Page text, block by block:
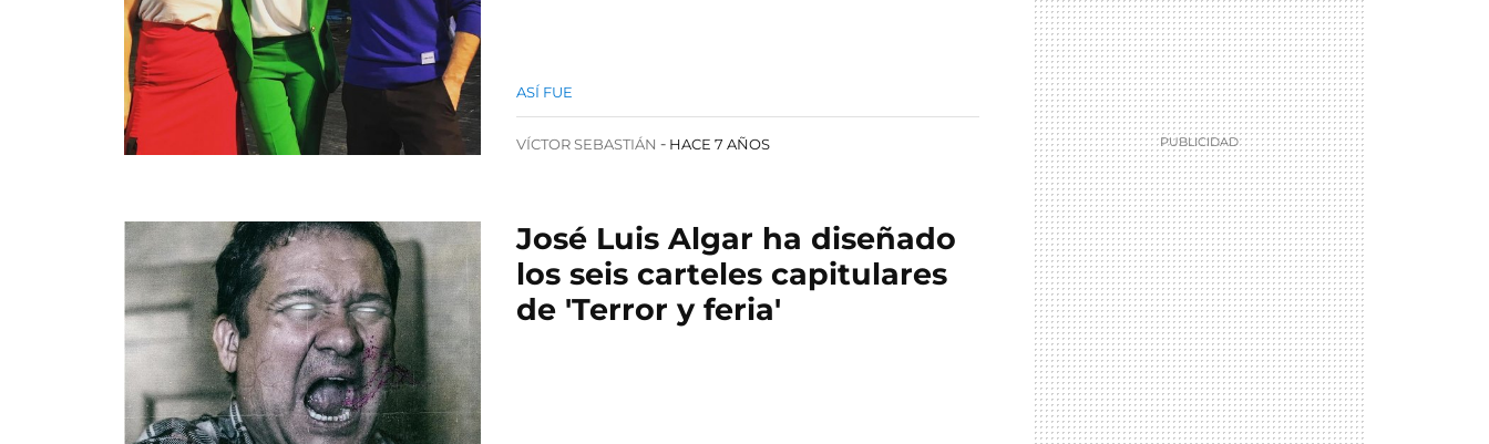
ASÍ FUE
VÍCTOR SEBASTIÁN HACE 7 AÑOS
José Luis Algar ha diseñado
los seis carteles capitulares
de 'Terror y feria'